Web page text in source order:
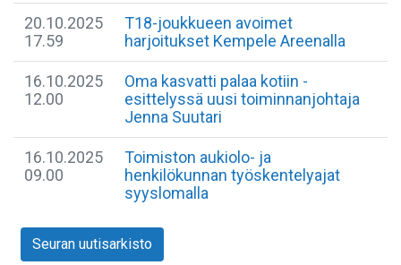
20.10.2025
17.59
T18-joukkueen avoimet
harjoitukset Kempele Areenalla
16.10.2025
12.00
Oma kasvatti palaa kotiin -
esittelyssä uusi toiminnanjohtaja
Jenna Suutari
16.10.2025
09.00
Toimiston aukiolo- ja
henkilökunnan työskentelyajat
syyslomalla
Seuran uutisarkisto